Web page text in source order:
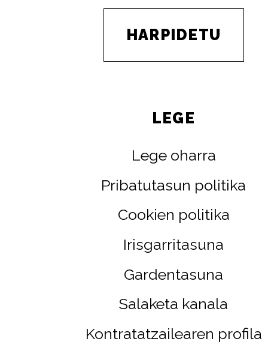
HARPIDETU
LEGE
Lege oharra
Pribatutasun politika
Cookien politika
Irisgarritasuna
Gardentasuna
Salaketa kanala
Kontratatzailearen profila